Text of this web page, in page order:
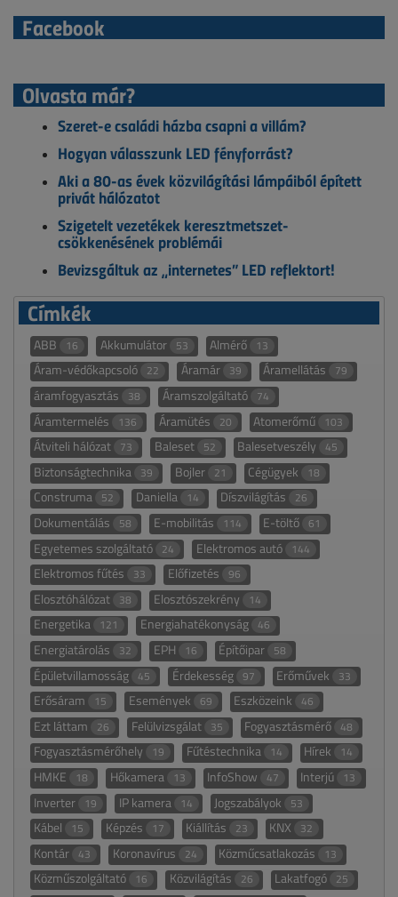
Facebook
Olvasta már?
Szeret-e családi házba csapni a villám?
Hogyan válasszunk LED fényforrást?
Aki a 80-as évek közvilágítási lámpáiból épített
privát hálózatot
Szigetelt vezetékek keresztmetszet-
csökkenésének problémái
Bevizsgáltuk az „internetes” LED reflektort!
Címkék
ABB 16 Akkumulátor 53 Almérő 13
Áram-védőkapcsoló 22 Áramár 39 Áramellátás 79
áramfogyasztás 38 Áramszolgáltató 74
Áramtermelés 136 Áramütés 20 Atomerőmű 103
Átviteli hálózat 73 Baleset 52 Balesetveszély 45
Biztonságtechnika 39 Bojler 21 Cégügyek 18
Construma 52 Daniella 14 Díszvilágítás 26
Dokumentálás 58 E-mobilitás 114 E-töltő 61
Egyetemes szolgáltató 24 Elektromos autó 144
Elektromos fűtés 33 Előfizetés 96
Elosztóhálózat 38 Elosztószekrény 14
Energetika 121 Energiahatékonyság 46
Energiatárolás 32 EPH 16 Építőipar 58
Épületvillamosság 45 Érdekesség 97 Erőművek 33
Erősáram 15 Események 69 Eszközeink 46
Ezt láttam 26 Felülvizsgálat 35 Fogyasztásmérő 48
Fogyasztásmérőhely 19 Fűtéstechnika 14 Hírek 14
HMKE 18 Hőkamera 13 InfoShow 47 Interjú 13
Inverter 19 IP kamera 14 Jogszabályok 53
Kábel 15 Képzés 17 Kiállítás 23 KNX 32
Kontár 43 Koronavírus 24 Közműcsatlakozás 13
Közműszolgáltató 16 Közvilágítás 26 Lakatfogó 25